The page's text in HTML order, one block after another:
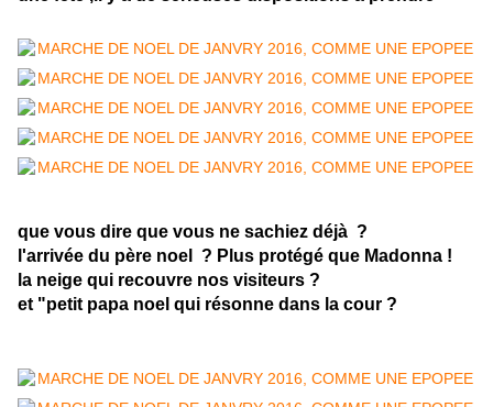
que vous dire que vous ne sachiez déjà ?
l'arrivée du père noel ? Plus protégé que Madonna !
la neige qui recouvre nos visiteurs ?
et "petit papa noel qui résonne dans la cour ?